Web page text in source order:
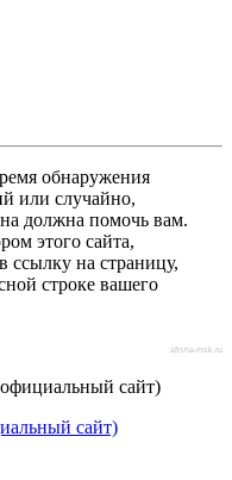
обнаружения
или случайно,
должна помочь вам.
этого сайта,
ссылку на страницу,
строке вашего
afisha-msk.ru
сайт)